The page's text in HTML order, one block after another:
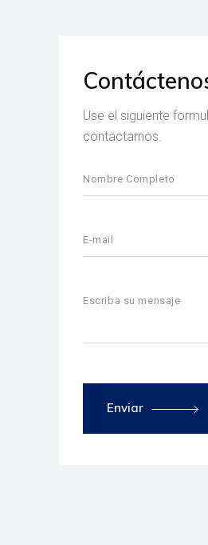
Use el siguiente
contactarnos.
Enviar